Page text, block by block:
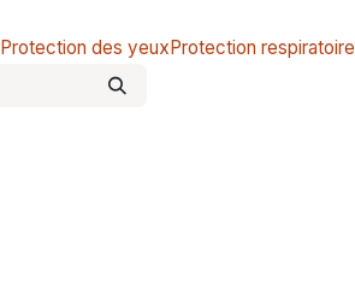
Protection des yeux Protection respiratoire